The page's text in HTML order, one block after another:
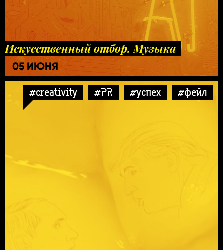
Искусственный отбор. Музыка
05 ИЮНЯ
#creativity #PR #успех #фейл